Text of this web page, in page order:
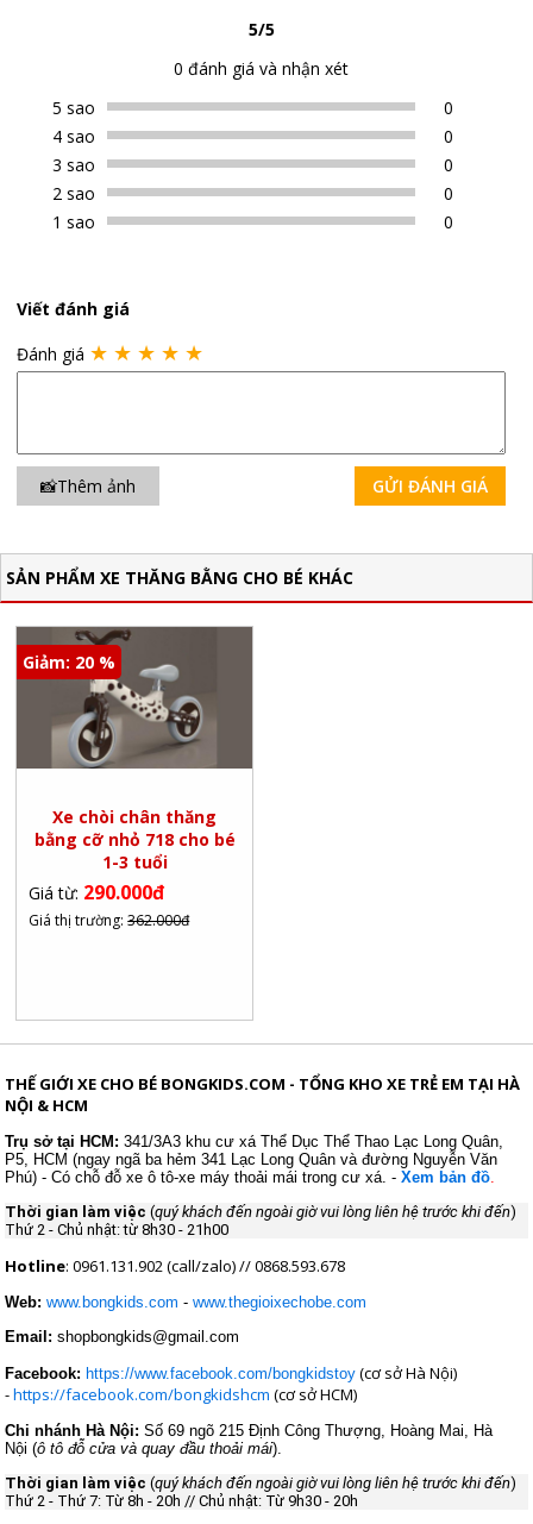
5/5
0 đánh giá và nhận xét
5 sao
0
4 sao
0
3 sao
0
2 sao
0
1 sao
0
Viết đánh giá
Đánh giá ★ ★ ★ ★ ★
📸Thêm ảnh GỬI ĐÁNH GIÁ
SẢN PHẨM XE THĂNG BẰNG CHO BÉ KHÁC
Giảm: 20 %
Xe chòi chân thăng
bằng cỡ nhỏ 718 cho bé
1-3 tuổi
Giá từ: 290.000đ
Giá thị trường:362.000đ
THẾ GIỚI XE CHO BÉ BONGKIDS.COM - TỔNG KHO XE TRẺ EM TẠI HÀ
NỘI & HCM
Trụ sở tại HCM:341/3A3 khu cư xá Thể Dục Thể Thao Lạc Long Quân,
P5, HCM (ngay ngã ba hẻm 341 Lạc Long Quân và đường Nguyễn Văn
Phú) - Có chỗ đỗ xe ô tô-xe máy thoải mái trong cư xá. - Xem bản đồ
Thời gian làm việc (quý khách đến ngoài giờ vui lòng liên hệ trước khi đến)
Thứ 2 - Chủ nhật: từ 8h30 - 21h00
Hotline: 0961.131.902 (call/zalo) // 0868.593.678
Web: www.bongkids.com -www.thegioixechobe.com
Email: shopbongkids@gmail.com
Facebook: https://www.facebook.com/bongkidstoy (cơ sở Hà Nội)
-https://facebook.com/bongkidshcm (cơ sở HCM)
Chi nhánh Hà Nội:Số 69 ngõ 215 Định Công Thượng, Hoàng Mai, Hà
Nội (ô tô đỗ cửa và quay đầu thoải mái).
Thời gian làm việc (quý khách đến ngoài giờ vui lòng liên hệ trước khi đến)
Thứ 2 - Thứ 7: Từ 8h - 20h //Chủ nhật: Từ 9h30 - 20h